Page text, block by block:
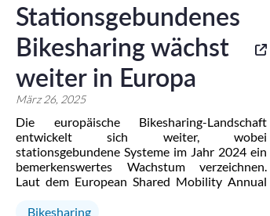
Stationsgebundenes
Bikesharing wächst
weiter in Europa
März 26, 2025
Die europäische Bikesharing-Landschaft
entwickelt sich weiter, wobei
stationsgebundene Systeme im Jahr 2024 ein
bemerkenswertes Wachstum verzeichnen.
Laut dem European Shared Mobility Annual
um 9 % gewachsen, während die Nutzung im
Bikesharing